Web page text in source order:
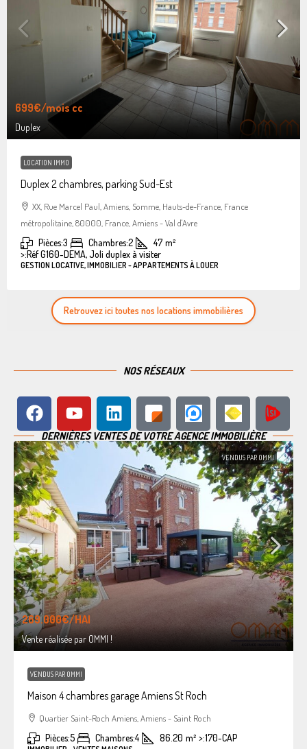
699€/mois cc
Duplex
LOCATION IMMO
Duplex 2 chambres, parking Sud-Est
XX, Rue Marcel Paul, Amiens, Somme, Hauts-de-France, France
métropolitaine, 80000, France, Amiens - Val d'Avre
Pièces:3 Chambres:2 47 m²
>:Réf G160-DEMA, Joli duplex à visiter
GESTION LOCATIVE, IMMOBILIER - APPARTEMENTS À LOUER
Retrouvez ici toutes nos locations immobilières
NOS RÉSEAUX
DERNIÈRES VENTES DE VOTRE AGENCE IMMOBILIÈRE
VENDUS PAR OMMI
269.000€/HAI
Vente réalisée par OMMI !
VENDUS PAR OMMI
Maison 4 chambres garage Amiens St Roch
Quartier Saint-Roch Amiens, Amiens - Saint Roch
Pièces:5 Chambres:4 86.20 m² >:170-CAP